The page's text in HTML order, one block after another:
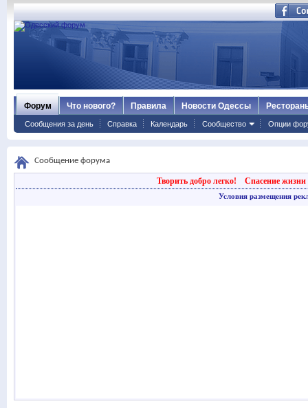
Форум
Сообщения за день Справка Календарь Сообщество Опции
Что нового? Правила Новости Одессы
Сообщение форума
Творить добро легко! Спасение жизни
Условия размещения